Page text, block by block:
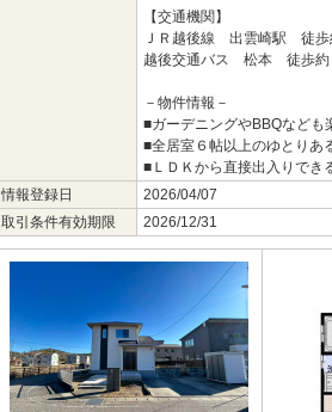
【交通機関】
ＪＲ越後線 出雲崎駅 徒歩
越後交通バス 松本 徒歩約
－物件情報－
■ガーデニングやBBQなども
■全居室６帖以上のゆとりあ
■ＬＤＫから直接出入りでき
情報登録日
2026/04/07
取引条件有効期限
2026/12/31